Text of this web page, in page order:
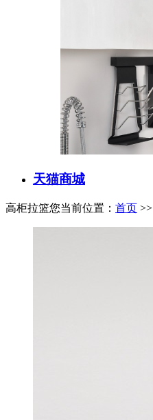
天猫商城
高柜拉篮您当前位置： 首页 >>